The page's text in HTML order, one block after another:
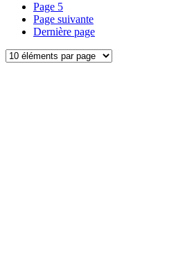
Page 5
Page suivante
Dernière page